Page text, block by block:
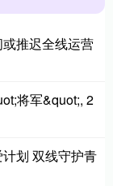
推迟全线运营
将军&quot;, 2
划 双线守护青